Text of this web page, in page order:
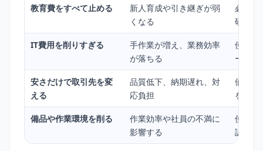
教育費をすべて止める
新人育成や引き継ぎが弱
くなる
必須の
研修を
IT費用を削りすぎる
手作業が増え、業務効率
が落ちる
使って
ールを
安さだけで取引先を変
える
品質低下、納期遅れ、対
応負担
価格、
を見る
備品や作業環境を削る
作業効率や社員の不満に
影響する
使用頻
認する